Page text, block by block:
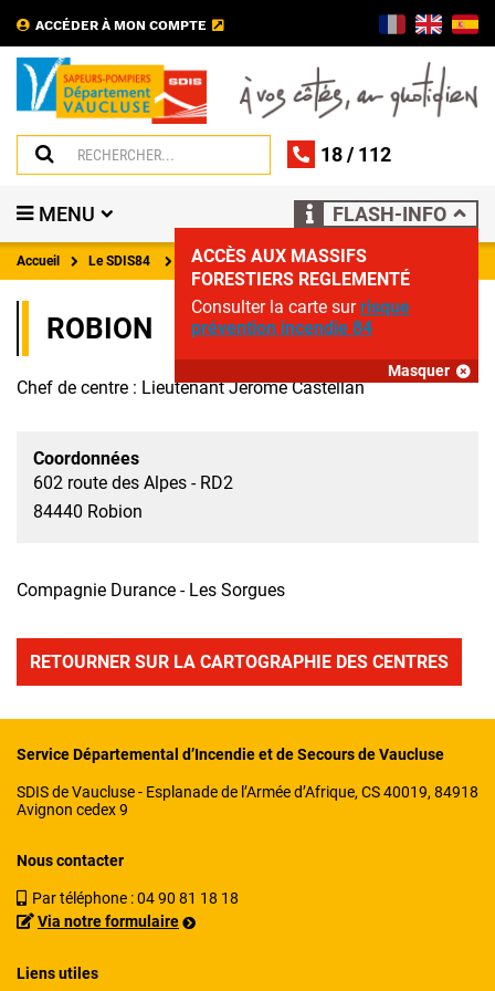
ACCÉDER À MON COMPTE
18/ 112
MENU FLASH-INFO
ACCÈS AUX MASSIFS
FORESTIERS REGLEMENTÉ
Consulter la carte surrisque
prévention incendie 84
Masquer
Accueil Le SDIS84 Coordonnées des centres d'incendie et de secours
ROBION
Chef de centre : Lieutenant Jérôme Castellan
Coordonnées
602 route des Alpes - RD2
84440 Robion
Compagnie Durance - Les Sorgues
RETOURNER SUR LA CARTOGRAPHIE DES CENTRES
Service Départemental d’Incendie et de Secours de Vaucluse
SDIS de Vaucluse - Esplanade de l’Armée d’Afrique, CS 40019, 84918
Avignon cedex 9
Nous contacter
Par téléphone :04 90 81 18 18
Via notre formulaire
Liens utiles